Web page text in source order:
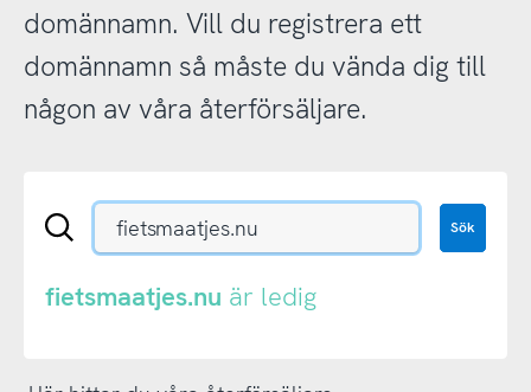
domännamn. Vill du registrera ett
domännamn så måste du vända dig till
någon av våra återförsäljare.
Sök
eller
Sök
fietsmaatjes.nu är ledig